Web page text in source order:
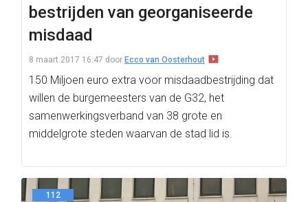
bestrijden van georganiseerde
misdaad
8 maart 2017 16:47 door Ecco van Oosterhout
150 Miljoen euro extra voor misdaadbestrijding dat
willen de burgemeesters van de G32, het
samenwerkingsverband van 38 grote en
middelgrote steden waarvan de stad lid is.
112